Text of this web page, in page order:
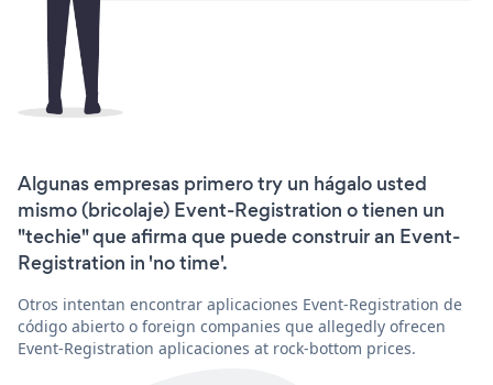
Algunas empresas primero try un hágalo usted
mismo (bricolaje) Event-Registration o tienen un
"techie" que afirma que puede construir an Event-
Registration in 'no time'.
Otros intentan encontrar aplicaciones Event-Registration de
código abierto o foreign companies que allegedly ofrecen
Event-Registration aplicaciones at rock-bottom prices.